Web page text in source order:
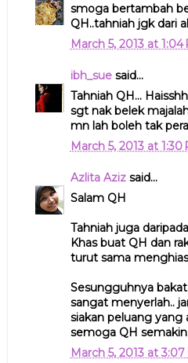
smoga bertambah
QH..tahniah jgk dari
March 5, 2013 at 1:04
ibh_suesaid...
Tahniah QH...
sgt nak belek
mn lah boleh tak
March 5, 2013 at 1:30
Azlita Azizsaid...
Salam QH
Tahniah juga
Khas buat QH dan
turut sama
Sesungguhnya
sangat menyerlah..
siakan peluang yang
semoga QH
March 5, 2013 at 3:07